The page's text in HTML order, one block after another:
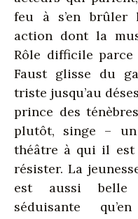
feu à s’en brûler
action dont la
Rôle difficile parce
Faust glisse du
triste jusqu’au
prince des
plutôt, singe –
théâtre à qui il est
résister. La
est aussi belle
séduisante